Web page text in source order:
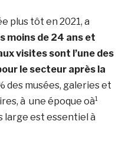
plus tôt en 2021, a
moins de 24 ans et
visites sont l’une des
le secteur après la
des musées, galeries et
à une époque oà¹
large est essentiel à